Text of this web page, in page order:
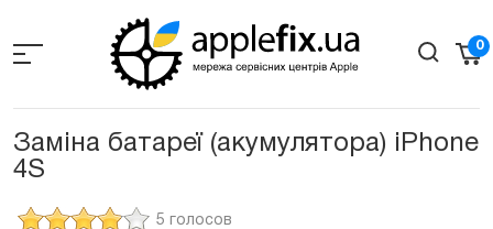
the
0
Заміна батареї (акумулятора) iPhone
4S
5 голосов